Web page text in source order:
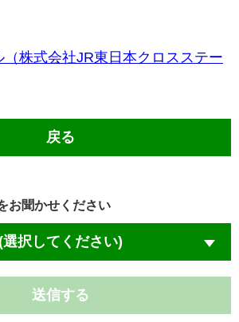
株式会社JR東日本クロスステー
戻る
お聞かせください
選択してください)
送信する